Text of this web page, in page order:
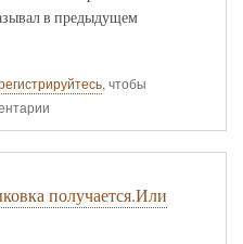
в предыдущем
, чтобы
получается.Или